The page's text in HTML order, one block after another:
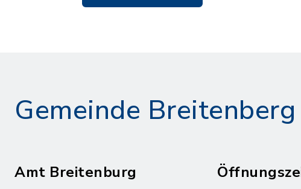
Gemeinde Breitenberg
Amt Breitenburg